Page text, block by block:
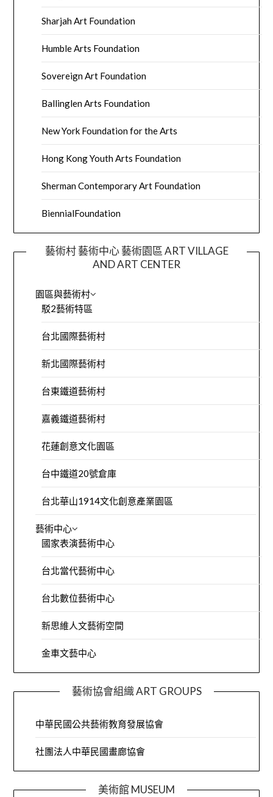
Sharjah Art Foundation
Humble Arts Foundation
Sovereign Art Foundation
Ballinglen Arts Foundation
New York Foundation for the Arts
Hong Kong Youth Arts Foundation
Sherman Contemporary Art Foundation
BiennialFoundation
藝術村 藝術中心 藝術園區 ART VILLAGE
AND ART CENTER
園區與藝術村
駁2藝術特區
台北國際藝術村
新北國際藝術村
台東鐵道藝術村
嘉義鐵道藝術村
花蓮創意文化園區
台中鐵道20號倉庫
台北華山1914文化創意產業園區
藝術中心
國家表演藝術中心
台北當代藝術中心
台北數位藝術中心
新思維人文藝術空間
金車文藝中心
藝術協會組織 ART GROUPS
中華民國公共藝術教育發展協會
社團法人中華民國畫廊協會
美術館 MUSEUM